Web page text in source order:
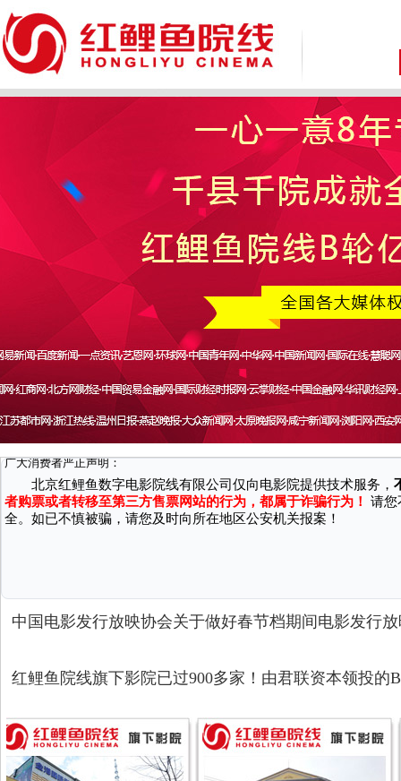
致 尊敬的广大消费者：
因近期接到国家机关反馈，有不法分子通过微信、第三方网站/软件等
北京红鲤鱼数字电影院线有限公司仅向电影院提供技术服务，
者购票或者转移至第三方售票网站的行为，都属于诈骗行为！请您
全。如已不慎被骗，请您及时向所在地区公安机关报案！
中国电影发行放映协会关于做好春节档期间电影发行
红鲤鱼院线旗下影院已过900多家！由君联资本领投的